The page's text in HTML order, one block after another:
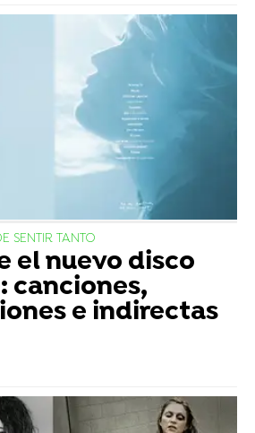
SENTIR TANTO
el nuevo disco
canciones,
e indirectas